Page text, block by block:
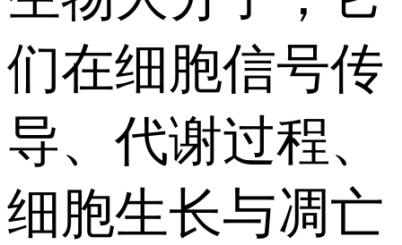
们在细胞信号传
导、代谢过程、
细胞生长与凋亡